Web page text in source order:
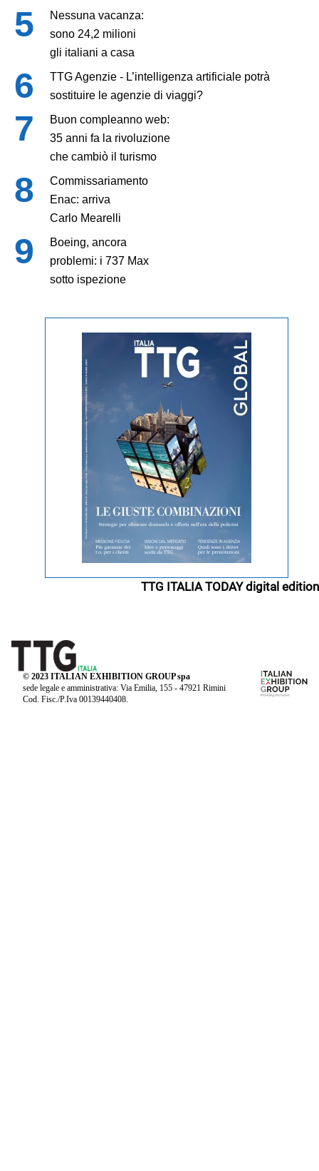
Nessuna vacanza:
sono 24,2 milioni
gli italiani a casa
TTG Agenzie - L’intelligenza artificiale potrà
sostituire le agenzie di viaggi?
Buon compleanno web:
35 anni fa la rivoluzione
che cambiò il turismo
Commissariamento
Enac: arriva
Carlo Mearelli
Boeing, ancora
problemi: i 737 Max
sotto ispezione
TTG ITALIA TODAY digital edition
© 2023 ITALIAN EXHIBITION GROUP spa
sede legale e amministrativa: Via Emilia, 155 - 47921 Rimini
Cod. Fisc./P.Iva 00139440408.